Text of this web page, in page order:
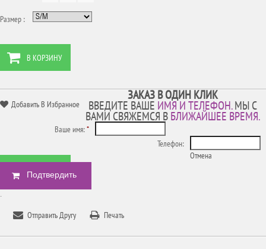
Размер :
В КОРЗИНУ
Добавить В Избранное
ЗАКАЗ В ОДИН КЛИК
ВВЕДИТЕ ВАШЕ ИМЯ И ТЕЛЕФОН.МЫ С
ВАМИ СВЯЖЕМСЯ ВБЛИЖАЙШЕЕ ВРЕМЯ.
Ваше имя:*
Телефон:
Отмена
.
Отправить Другу Печать